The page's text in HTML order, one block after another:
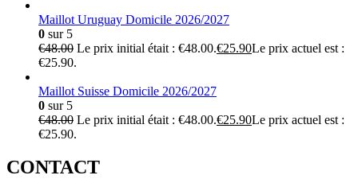
Maillot Uruguay Domicile 2026/2027
0 sur 5
€48.00 Le prix initial était : €48.00.€25.90Le prix actuel est :
€25.90.
Maillot Suisse Domicile 2026/2027
0 sur 5
€48.00 Le prix initial était : €48.00.€25.90Le prix actuel est :
€25.90.
CONTACT